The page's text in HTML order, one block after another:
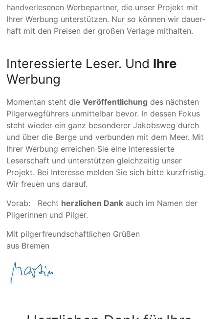
hand­ver­lesenen Werbe­partner, die unser Projekt mit
Ihrer Werbung unter­stützen. Nur so können wir dauer­­
haft mit den Preisen der großen Verlage mithalten.
Interessierte Leser. Und Ihre
Werbung
Momentan steht dieVer­öffent­lichung des nächsten
Pilgerwegführers unmit­tel­bar bevor. In dessen Fokus
steht wieder ein ganz besonderer Jakobsweg durch
und über die Berge und verbunden mit dem Meer. Mit
Ihrer Werbung erreichen Sie eine interes­­sierte
Leserschaft und unter­­stützen gleich­­zeitig unser
Projekt. Bei Interesse melden Sie sich bitte kurzfristig.
Wir freuen uns darauf.
Vorab: Recht herzlichen Dank auch im Namen der
Pilgerinnen und Pilger.
Mit pilgerfreundschaftlichen Grüßen
aus Bremen